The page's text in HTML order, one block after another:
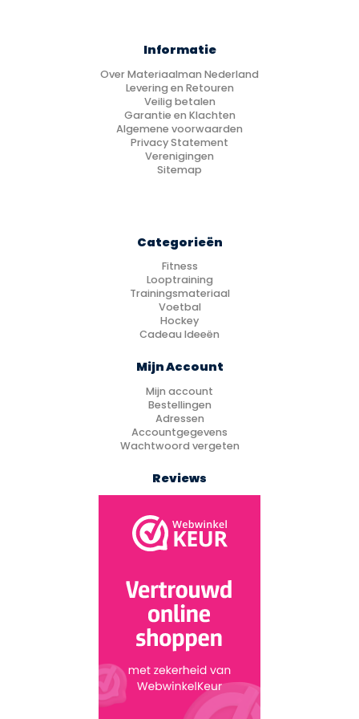
Informatie
Over Materiaalman Nederland
Levering en Retouren
Veilig betalen
Garantie en Klachten
Algemene voorwaarden
Privacy Statement
Verenigingen
Sitemap
Categorieën
Fitness
Looptraining
Trainingsmateriaal
Voetbal
Hockey
Cadeau Ideeën
Mijn Account
Mijn account
Bestellingen
Adressen
Accountgegevens
Wachtwoord vergeten
Reviews